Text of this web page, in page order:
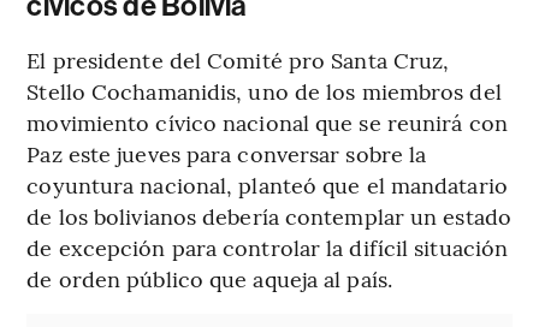
El presidente del Comité pro Santa Cruz,
Stello Cochamanidis, uno de los miembros del
movimiento cívico nacional que se reunirá con
Paz este jueves para conversar sobre la
coyuntura nacional, planteó que el mandatario
de los bolivianos debería contemplar un estado
de excepción para controlar la difícil situación
de orden público que aqueja al país.